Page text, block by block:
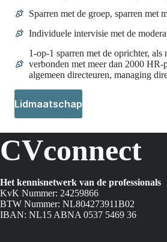
Sparren met de groep, sparren met
Individuele intervisie met de
1-op-1 sparren met de oprichter, als
verbonden met meer dan 2000 HR-
algemeen directeuren, managing
Lidmaatschap
CVconnect
Het kennisnetwerk van de professionals
KvK Nummer: 24259866
BTW Nummer: NL804273911B02
IBAN: NL15 ABNA 0537 5469 36